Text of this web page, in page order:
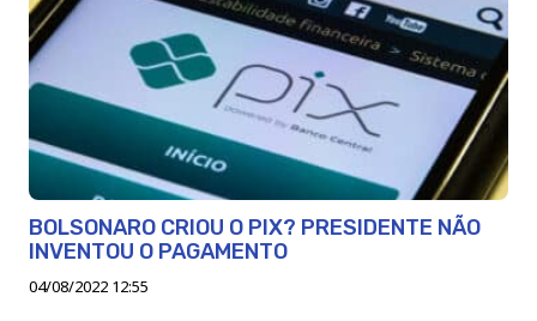
BOLSONARO CRIOU O PIX? PRESIDENTE NÃO
INVENTOU O PAGAMENTO
04/08/2022 12:55